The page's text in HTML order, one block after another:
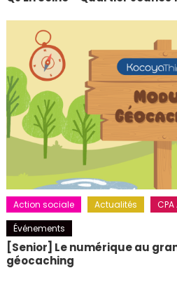
Action sociale Actualités
Événements
[Senior] Le numérique au
géocaching